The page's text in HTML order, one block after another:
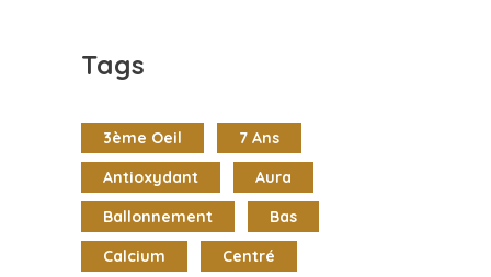
Tags
3ème Oeil
7 Ans
Antioxydant
Aura
Ballonnement
Bas
Calcium
Centré